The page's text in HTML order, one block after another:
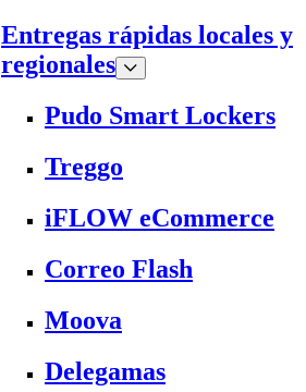
Entregas rápidas locales y
regionales
Pudo Smart Lockers
Treggo
iFLOW eCommerce
Correo Flash
Moova
Delegamas